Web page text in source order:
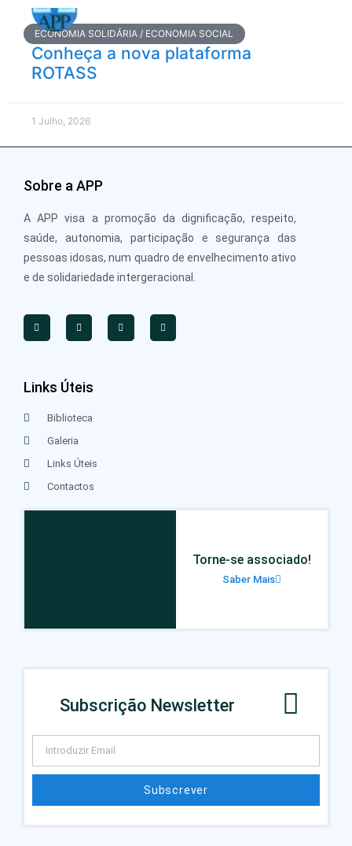
ECONOMIA SOLIDÁRIA / ECONOMIA SOCIAL
Conheça a nova plataforma
ROTASS
1 Julho, 2026
Sobre a APP
A APP visa a promoção da dignificação, respeito,
saúde, autonomia, participação e segurança das
pessoas idosas, num quadro de envelhecimento ativo
e de solidariedade intergeracional.
Links Úteis
Biblioteca
Galeria
Links Úteis
Contactos
Torne-se associado!
Saber Mais
Subscrição Newsletter
Subscrever